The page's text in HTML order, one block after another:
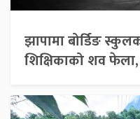
झापामा बोर्डिङ
शिक्षिकाको शव फेला,